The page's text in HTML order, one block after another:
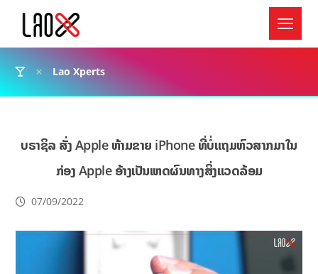
Lao Xperts
ບຣາຊິລ ສັ່ງ Apple ຫ້າມຂາຍ iPhone ທີ່ບໍ່ແຖມຫົວສາກມາໃນ
ກ່ອງ Apple ອ້າງເປັນເຫດຜົນທາງສິ່ງແວດລ້ອມ
07/09/2022